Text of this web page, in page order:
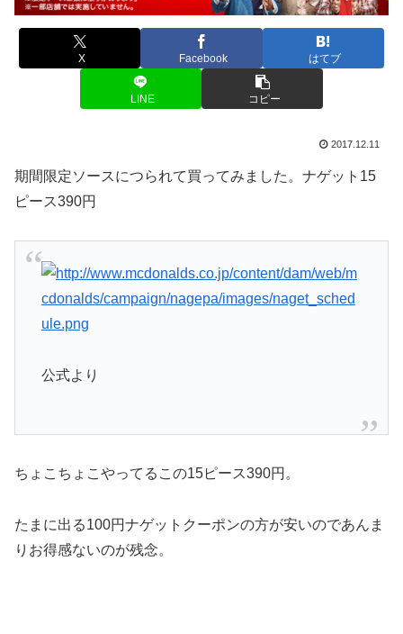
X Facebook はてブ
LINE コピー
2017.12.11
期間限定ソースにつられて買ってみました。ナゲット15
ピース390円
公式より
ちょこちょこやってるこの15ピース390円。
たまに出る100円ナゲットクーポンの方が安いのであんま
りお得感ないのが残念。